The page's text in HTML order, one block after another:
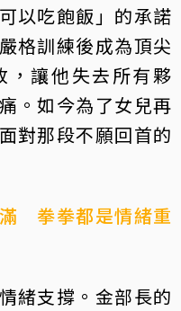
以吃飽飯」的承諾
格訓練後成為頂尖
，讓他失去所有夥
。如今為了女兒再
對那段不願回首的
拳拳都是情緒重
緒支撐。金部長的